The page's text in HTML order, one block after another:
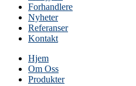
Forhandlere
Nyheter
Referanser
Kontakt
Hjem
Om Oss
Produkter